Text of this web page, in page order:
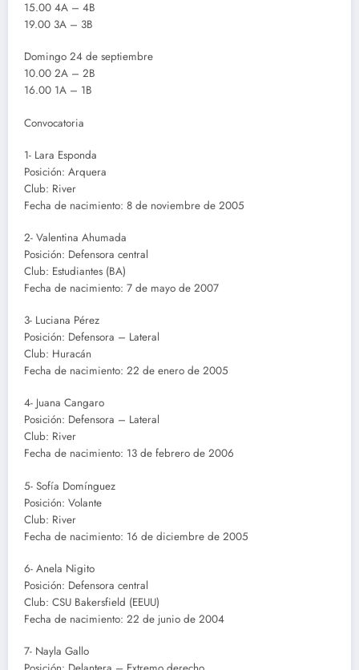
15.00 4A – 4B
19.00 3A – 3B
Domingo 24 de septiembre
10.00 2A – 2B
16.00 1A – 1B
Convocatoria
1- Lara Esponda
Posición: Arquera
Club: River
Fecha de nacimiento: 8 de noviembre de 2005
2- Valentina Ahumada
Posición: Defensora central
Club: Estudiantes (BA)
Fecha de nacimiento: 7 de mayo de 2007
3- Luciana Pérez
Posición: Defensora – Lateral
Club: Huracán
Fecha de nacimiento: 22 de enero de 2005
4- Juana Cangaro
Posición: Defensora – Lateral
Club: River
Fecha de nacimiento: 13 de febrero de 2006
5- Sofía Domínguez
Posición: Volante
Club: River
Fecha de nacimiento: 16 de diciembre de 2005
6- Anela Nigito
Posición: Defensora central
Club: CSU Bakersfield (EEUU)
Fecha de nacimiento: 22 de junio de 2004
7- Nayla Gallo